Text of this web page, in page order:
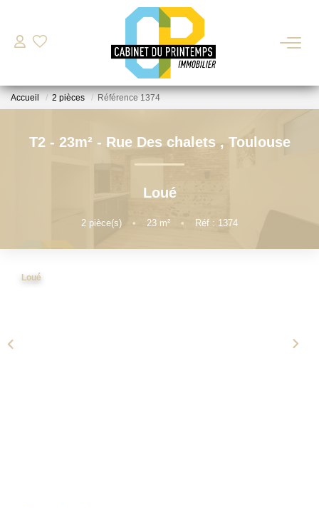
VENTE
Nos Biens Disponibles
ESTIMATION
Accueil 2 pièces Référence 1374
T2 - 23m² - Rue Des chalets , Toulouse
Loué
2 pièce(s) • 23 m² • Réf : 1374
Loué